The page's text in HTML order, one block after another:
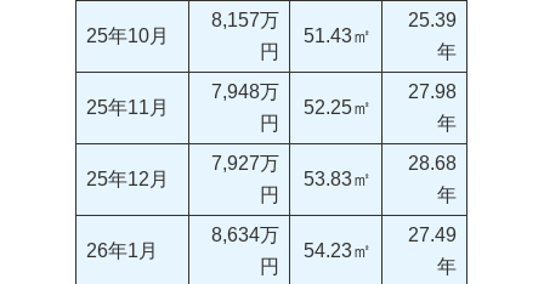
25年10月
8,157万
円
51.43㎡
25.39
年
25年11月
7,948万
円
52.25㎡
27.98
年
25年12月
7,927万
円
53.83㎡
28.68
年
26年1月
8,634万
円
54.23㎡
27.49
年